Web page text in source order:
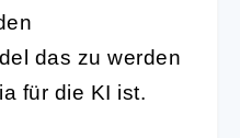
das zu werden
für die KI ist.